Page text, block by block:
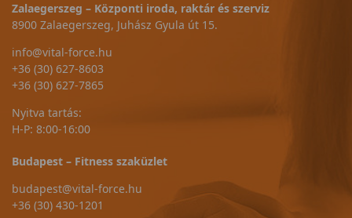
Zalaegerszeg – Központi iroda, raktár és szerviz
8900 Zalaegerszeg, Juhász Gyula út 15.
info@vital-force.hu
+36 (30) 627-8603
+36 (30) 627-7865
Nyitva tartás:
H-P: 8:00-16:00
Budapest – Fitness szaküzlet
budapest@vital-force.hu
+36 (30) 430-1201